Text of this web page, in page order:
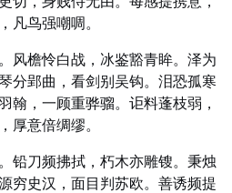
凡鸟强嘲啁。
风檐怜白战，冰鉴豁青眸。泽为
分郢曲，看剑别吴钩。泪恐孤寒
翰，一顾重骅骝。讵料蓬枝弱，
厚意倍绸缪。
铅刀频拂拭，朽木亦雕锼。秉烛
穷史汉，面目判苏欧。善诱频提